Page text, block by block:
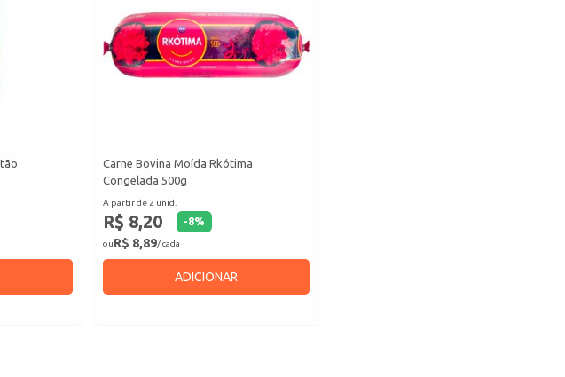
Carne Bovina Moída Rkótima
Congelada 500g
A partir de 2 unid.
R$ 8,20 -8%
ouR$ 8,89/ cada
ADICIONAR